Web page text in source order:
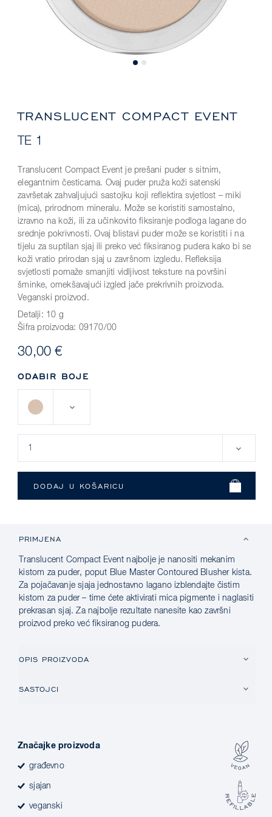
TRANSLUCENT COMPACT EVENT
TE 1
Translucent Compact Event je prešani puder s sitnim,
elegantnim česticama. Ovaj puder pruža koži satenski
završetak zahvaljujući sastojku koji reflektira svjetlost – miki
(mica), prirodnom mineralu. Može se koristiti samostalno,
izravno na koži, ili za učinkovito fiksiranje podloga lagane do
srednje pokrivnosti. Ovaj blistavi puder može se koristiti i na
tijelu za suptilan sjaj ili preko već fiksiranog pudera kako bi se
koži vratio prirodan sjaj u završnom izgledu. Refleksija
svjetlosti pomaže smanjiti vidljivost teksture na površini
šminke, omekšavajući izgled jače prekrivnih proizvoda.
Veganski proizvod.
Detalji: 10 g
Šifra proizvoda: 09170/00
30,00 €
ODABIR BOJE
PRIMJENA
Translucent Compact Event najbolje je nanositi mekanim
kistom za puder, poput Blue Master Contoured Blusher kista.
Za pojačavanje sjaja jednostavno lagano izblendajte čistim
kistom za puder – time ćete aktivirati mica pigmente i naglasiti
prekrasan sjaj. Za najbolje rezultate nanesite kao završni
proizvod preko već fiksiranog pudera.
OPIS PROIZVODA
SASTOJCI
Značajke proizvoda
građevno
sjajan
veganski